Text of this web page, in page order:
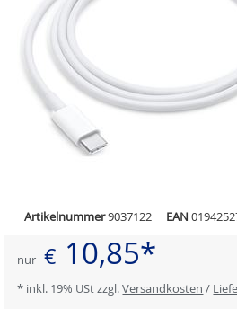
Artikelnummer9037122 EAN
nur € 10,85*
* inkl. 19% USt zzgl.Versandkosten /